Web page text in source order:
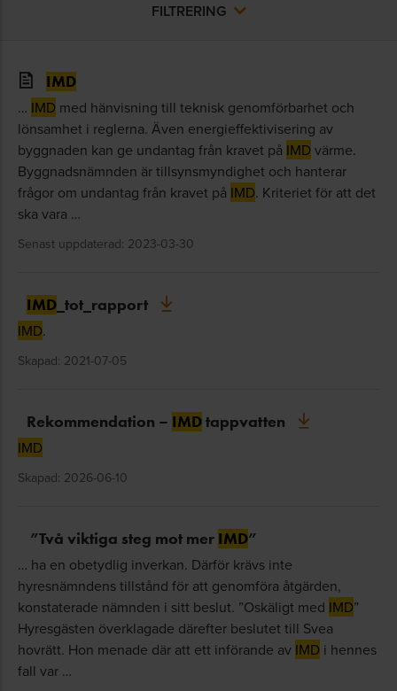
FILTRERING
IMD
… IMD med hänvisning till teknisk genomförbarhet och
lönsamhet i reglerna. Även energieffektivisering av
byggnaden kan ge undantag från kravet på IMD värme.
Byggnadsnämnden är tillsynsmyndighet och hanterar
frågor om undantag från kravet på IMD. Kriteriet för att det
ska vara …
Senast uppdaterad: 2023-03-30
IMD _tot_rapport
IMD.
Skapad: 2021-07-05
Rekommendation – IMDtappvatten
IMD
Skapad: 2026-06-10
”Två viktiga steg mot mer IMD”
… ha en obetydlig inverkan. Därför krävs inte
hyresnämndens tillstånd för att genomföra åtgärden,
konstaterade nämnden i sitt beslut. ”Oskäligt med IMD”
Hyresgästen överklagade därefter beslutet till Svea
hovrätt. Hon menade där att ett införande av IMD i hennes
fall var …